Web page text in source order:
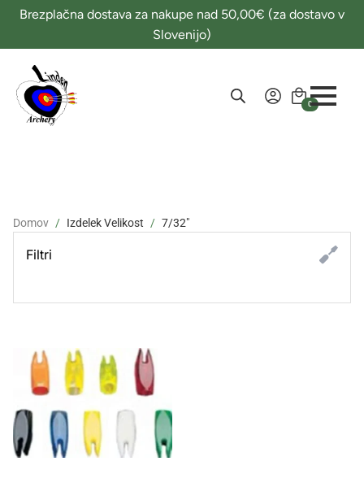
Brezplačna dostava za nakupe nad 50,00€ (za dostavo v
Slovenijo)
0
Domov Izdelek Velikost 7/32"
Filtri